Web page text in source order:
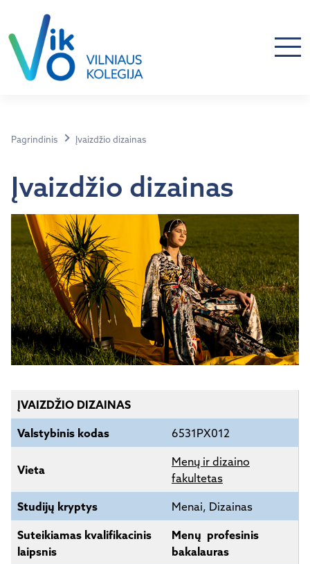
Pagrindinis Įvaizdžio dizainas
Įvaizdžio dizainas
ĮVAIZDŽIO DIZAINAS
Valstybinis kodas 6531PX012
Vieta
Menų ir dizaino
fakultetas
Studijų kryptys Menai, Dizainas
Suteikiamas kvalifikacinis
laipsnis
Menų profesinis
bakalauras